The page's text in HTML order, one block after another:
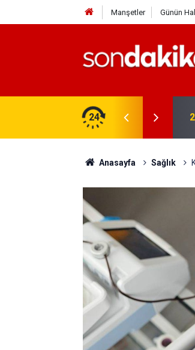
Manşetler Günün
24
Anasayfa Sağlık